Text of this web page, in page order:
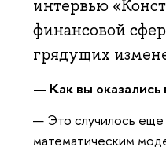
интервью
финансовой
грядущих
— Как вы оказались
— Это случилось еще
математическим